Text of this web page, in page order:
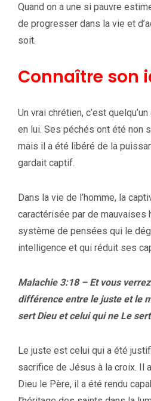
Quand on a une si pauvre
de progresser dans la vie et
soit.
Connaître son
Un vrai chrétien, c’est
en lui. Ses péchés ont été non
mais il a été libéré de la
gardait captif.
Dans la vie de l’homme, la
caractérisée par de mauvaises
système de pensées qui le
intelligence et qui réduit ses
Malachie 3:18 – Et vous
différence entre le juste et le
sert Dieu et celui qui ne Le
Le juste est celui qui a été
sacrifice de Jésus à la croix. Il
Dieu le Père, il a été rendu